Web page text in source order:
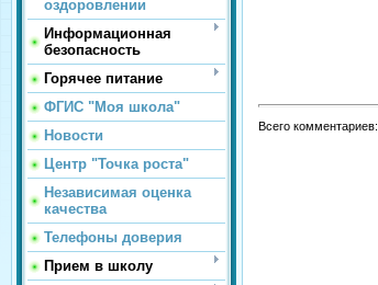
оздоровлении
Информационная
безопасность
Горячее питание
ФГИС "Моя школа"
Новости
Центр "Точка роста"
Независимая оценка
качества
Телефоны доверия
Прием в школу
Всего комментариев: